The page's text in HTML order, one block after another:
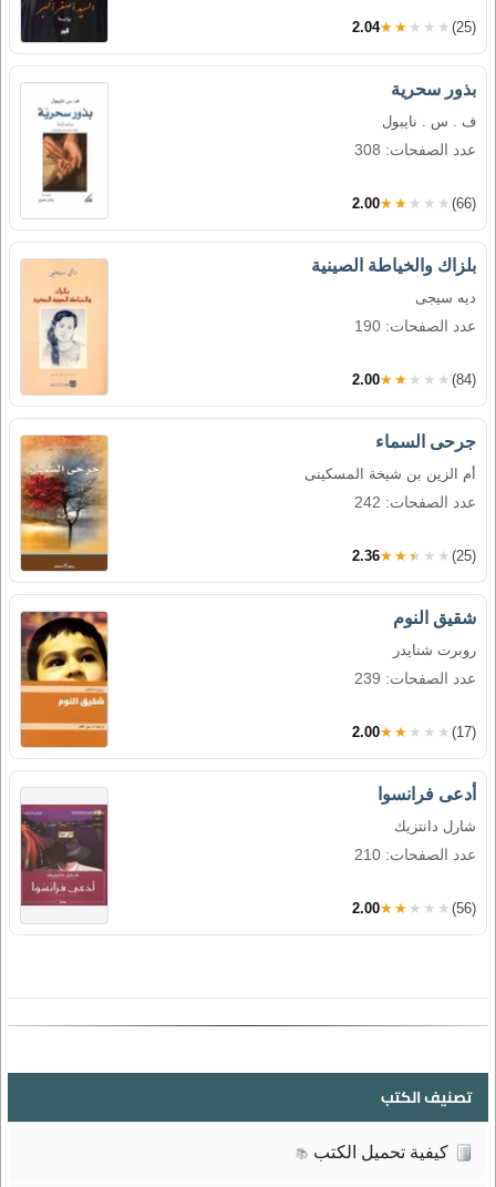
2.04★★★★★ (25)
بذور سحرية
ف . س . نايبول
عدد الصفحات: 308
2.00★★★★★ (66)
بلزاك والخياطة الصينية
ديه سيجى
عدد الصفحات: 190
2.00★★★★★ (84)
جرحى السماء
أم الزين بن شيخة المسكينى
عدد الصفحات: 242
2.36★★★★★ (25)
شقيق النوم
روبرت شنايدر
عدد الصفحات: 239
2.00★★★★★ (17)
أدعى فرانسوا
شارل دانتزيك
عدد الصفحات: 210
2.00★★★★★ (56)
تصنيف الكتب
كيفية تحميل الكتب 📚